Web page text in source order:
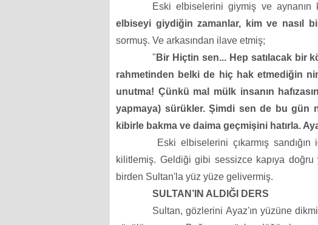
Eski elbiselerini giymiş ve aynanın
elbiseyi giydiğin zamanlar, kim ve nasıl
sormuş. Ve arkasından ilave etmiş;
" Bir Hiçtin sen... Hep satılacak bir
rahmetinden belki de hiç hak etmediğin
unutma! Çünkü mal mülk insanın
yapmaya) sürükler. Şimdi sen de bu gün
kibirle bakma ve daima geçmişini hatırla.
Eski elbiselerini çıkarmış
kilitlemiş. Geldiği gibi sessizce kapıya
birden Sultan'la yüz yüze gelivermiş.
SULTAN’IN ALDIĞI DERS
Sultan, gözlerini Ayaz'ın yüzüne